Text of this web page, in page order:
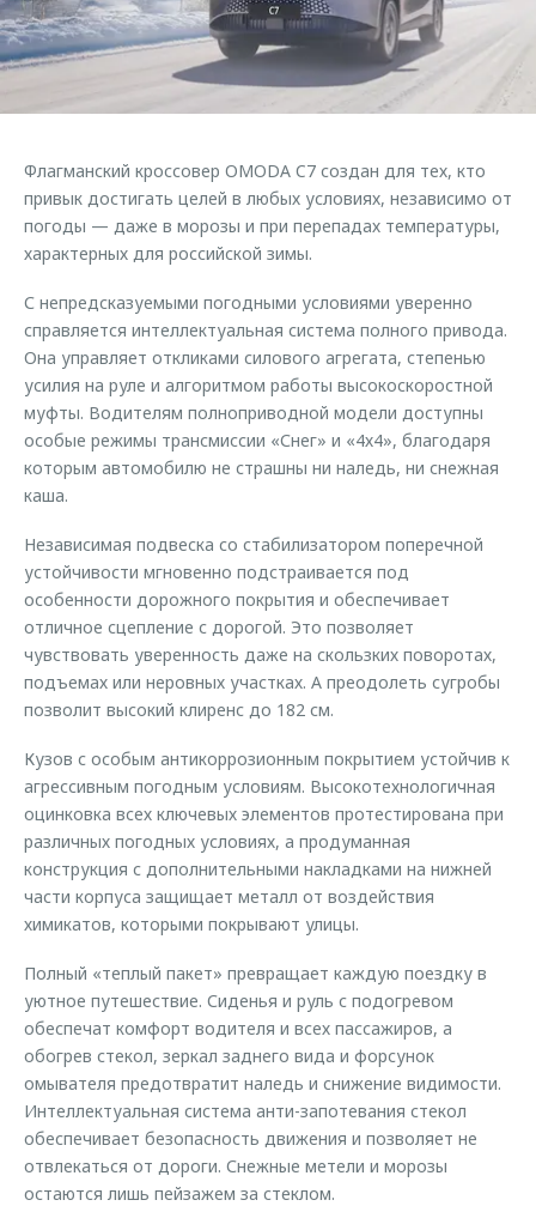
Страхование
Кредитный калькулятор
Аксессуары
Оригинальные аксессуары
Запчасти
Калькулятор трейд-ин
Клиентская поддержка
O&J Автоклуб
Клуб владельцев OMODA
Аксессуары
Одежда и сувениры
Запчасти
Обратная связь
Флагманский кроссовер OMODA C7 создан для тех, кто
привык достигать целей в любых условиях, независимо от
погоды — даже в морозы и при перепадах температуры,
характерных для российской зимы.
С непредсказуемыми погодными условиями уверенно
справляется интеллектуальная система полного привода.
Она управляет откликами силового агрегата, степенью
усилия на руле и алгоритмом работы высокоскоростной
муфты. Водителям полноприводной модели доступны
особые режимы трансмиссии «Снег» и «4х4», благодаря
которым автомобилю не страшны ни наледь, ни снежная
каша.
Независимая подвеска со стабилизатором поперечной
устойчивости мгновенно подстраивается под
особенности дорожного покрытия и обеспечивает
отличное сцепление с дорогой. Это позволяет
чувствовать уверенность даже на скользких поворотах,
подъемах или неровных участках. А преодолеть сугробы
позволит высокий клиренс до 182 см.
Кузов с особым антикоррозионным покрытием устойчив к
агрессивным погодным условиям. Высокотехнологичная
оцинковка всех ключевых элементов протестирована при
различных погодных условиях, а продуманная
конструкция с дополнительными накладками на нижней
части корпуса защищает металл от воздействия
химикатов, которыми покрывают улицы.
Полный «теплый пакет» превращает каждую поездку в
уютное путешествие. Сиденья и руль с подогревом
обеспечат комфорт водителя и всех пассажиров, а
обогрев стекол, зеркал заднего вида и форсунок
омывателя предотвратит наледь и снижение видимости.
Интеллектуальная система анти-запотевания стекол
обеспечивает безопасность движения и позволяет не
отвлекаться от дороги. Снежные метели и морозы
остаются лишь пейзажем за стеклом.